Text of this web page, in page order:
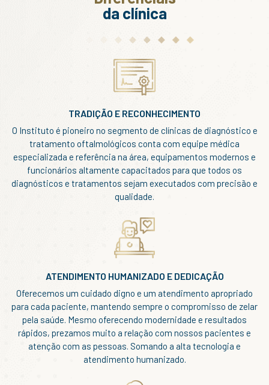
da clínica
TRADIÇÃO E RECONHECIMENTO
O Instituto é pioneiro no segmento de clínicas de diagnóstico e
tratamento oftalmológicos conta com equipe médica
especializada e referência na área, equipamentos modernos e
funcionários altamente capacitados para que todos os
diagnósticos e tratamentos sejam executados com precisão e
qualidade.
ATENDIMENTO HUMANIZADO E DEDICAÇÃO
Oferecemos um cuidado digno e um atendimento apropriado
para cada paciente, mantendo sempre o compromisso de zelar
pela saúde. Mesmo oferecendo modernidade e resultados
rápidos, prezamos muito a relação com nossos pacientes e
atenção com as pessoas. Somando a alta tecnologia e
atendimento humanizado.